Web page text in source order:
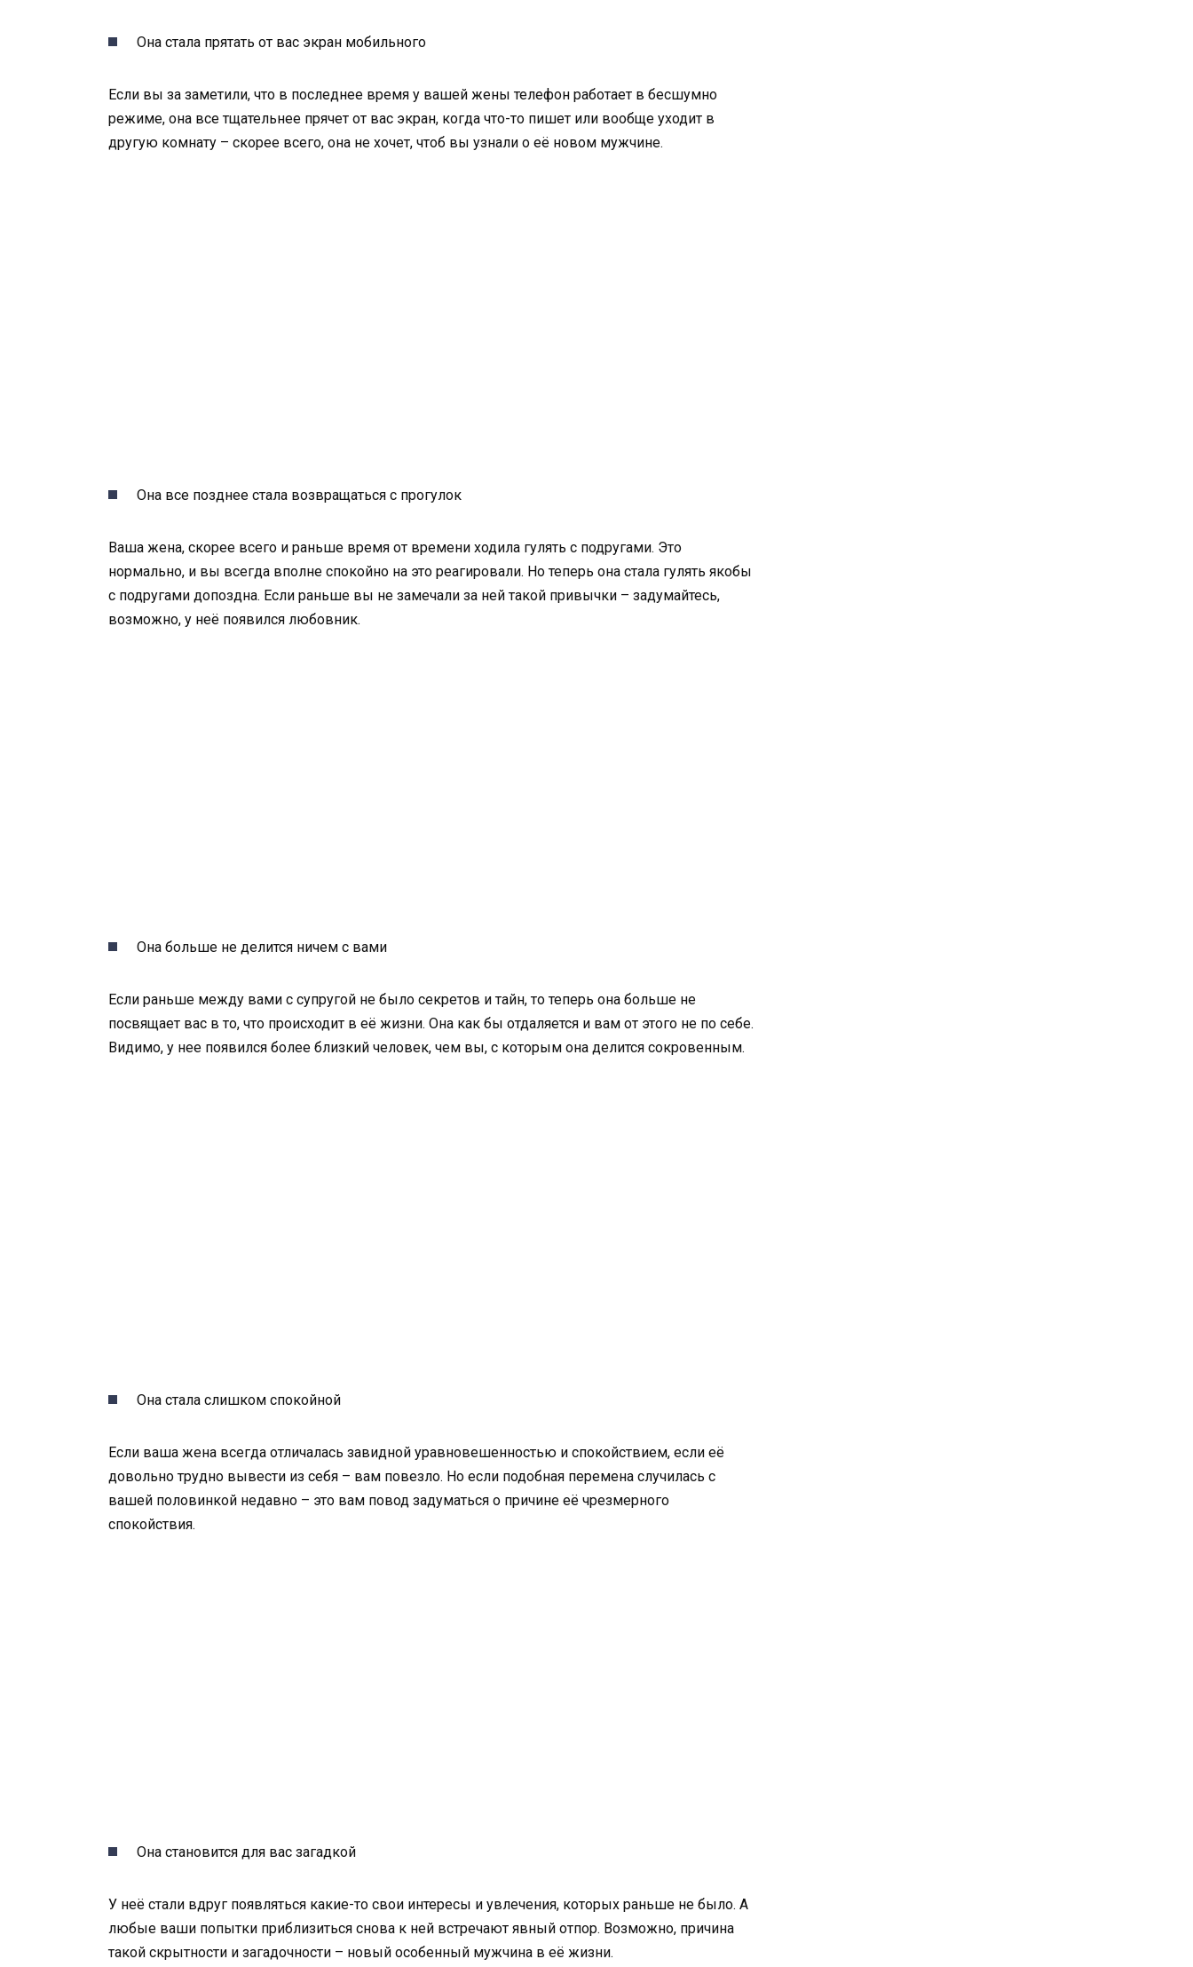
Она стала прятать от вас экран мобильного
Если вы за заметили, что в последнее время у вашей жены телефон работает в бесшумно
режиме, она все тщательнее прячет от вас экран, когда что-то пишет или вообще уходит в
другую комнату – скорее всего, она не хочет, чтоб вы узнали о её новом мужчине.
Она все позднее стала возвращаться с прогулок
Ваша жена, скорее всего и раньше время от времени ходила гулять с подругами. Это
нормально, и вы всегда вполне спокойно на это реагировали. Но теперь она стала гулять якобы
с подругами допоздна. Если раньше вы не замечали за ней такой привычки – задумайтесь,
возможно, у неё появился любовник.
Она больше не делится ничем с вами
Если раньше между вами с супругой не было секретов и тайн, то теперь она больше не
посвящает вас в то, что происходит в её жизни. Она как бы отдаляется и вам от этого не по себе.
Видимо, у нее появился более близкий человек, чем вы, с которым она делится сокровенным.
Она стала слишком спокойной
Если ваша жена всегда отличалась завидной уравновешенностью и спокойствием, если её
довольно трудно вывести из себя – вам повезло. Но если подобная перемена случилась с
вашей половинкой недавно – это вам повод задуматься о причине её чрезмерного
спокойствия.
Она становится для вас загадкой
У неё стали вдруг появляться какие-то свои интересы и увлечения, которых раньше не было. А
любые ваши попытки приблизиться снова к ней встречают явный отпор. Возможно, причина
такой скрытности и загадочности – новый особенный мужчина в её жизни.